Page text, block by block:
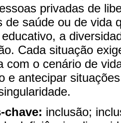
privadas de
de saúde ou de vida
a
Cada situação
com o cenário de
e antecipar
chave: inclusão;